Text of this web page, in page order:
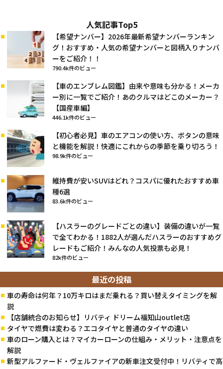
人気記事Top5
【希望ナンバー】2026年最新希望ナンバーランキン
グ！おすすめ・人気の希望ナンバーと図柄入りナンバ
ーをご紹介！！
790.4k件のビュー
【車のエンブレム図鑑】由来や意味も分かる！メーカ
ー別に一覧でご紹介！あのクルマはどこのメーカー？
【国産車編】
446.1k件のビュー
【初心者必見】車のエアコンの使い方、ボタンの意味
と機能を解説！快適にこれからの季節を乗り切ろう！
98.9k件のビュー
維持費が安いSUVはどれ？コスパに優れたおすすめ車
種6選
83.6k件のビュー
【ハスラーのグレードごとの違い】装備の違いが一覧
で全てわかる！1882人が選んだハスラーのおすすめグ
レードもご紹介！みんなの人気投票も必見！
82k件のビュー
最近の投稿
車の寿命は何年？10万キロはまだ乗れる？買い替えタイミングを解
説
【店舗統合のお知らせ】リバティ ドリーム福知山outlet店
タイヤで燃費は変わる？エコタイヤと普通のタイヤの違い
車のローン購入とは？マイカーローンの仕組み・メリット・注意点を
解説
新型アルファード・ヴェルファイアの新車注文受付中！リバティで高